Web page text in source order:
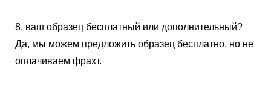
8. ваш образец бесплатный или дополнительный?
Да, мы можем предложить образец бесплатно, но не
оплачиваем фрахт.